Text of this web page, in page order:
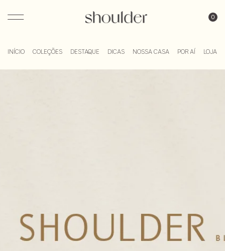
Blog Shoulder
INÍCIO COLEÇÕES DESTAQUE DICAS NOSSA CASA POR AÍ LOJA